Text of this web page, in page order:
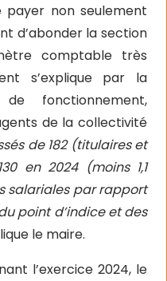
payer non seulement
d’abonder la section
comptable très
s’explique par la
fonctionnement,
de la collectivité
de 182 (titulaires et
en 2024 (moins 1,1
salariales par rapport
point d’indice et des
le maire.
l’exercice 2024, le